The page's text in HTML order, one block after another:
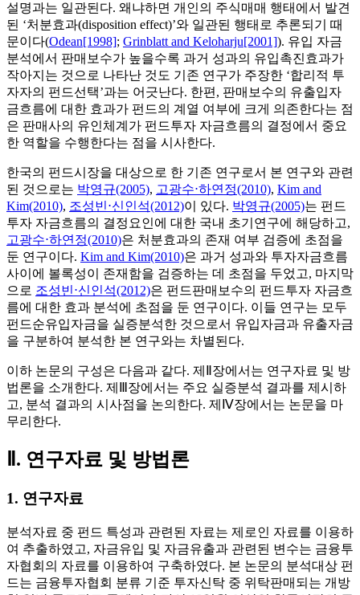
설명과는 일관된다. 왜냐하면 개인의 주식매매 행태에서 발견
된 ‘처분효과(disposition effect)’와 일관된 행태로 추론되기 때
문이다(Odean[1998]; Grinblatt and Keloharju[2001]). 유입 자금
분석에서 판매보수가 높을수록 과거 성과의 유입촉진효과가
작아지는 것으로 나타난 것도 기존 연구가 주장한 ‘합리적 투
자자의 펀드선택’과는 어긋난다. 한편, 판매보수의 유출입자
금흐름에 대한 효과가 펀드의 계열 여부에 크게 의존한다는 점
은 판매사의 유인체계가 펀드투자 자금흐름의 결정에서 중요
한 역할을 수행한다는 점을 시사한다.
한국의 펀드시장을 대상으로 한 기존 연구로서 본 연구와 관련
된 것으로는 박영규(2005), 고광수⋅하연정(2010), Kim and
Kim(2010), 조성빈⋅신인석(2012)이 있다. 박영규(2005)는 펀드
투자 자금흐름의 결정요인에 대한 국내 초기연구에 해당하고,
고광수⋅하연정(2010)은 처분효과의 존재 여부 검증에 초점을
둔 연구이다. Kim and Kim(2010)은 과거 성과와 투자자금흐름
사이에 볼록성이 존재함을 검증하는 데 초점을 두었고, 마지막
으로 조성빈⋅신인석(2012)은 펀드판매보수의 펀드투자 자금흐
름에 대한 효과 분석에 초점을 둔 연구이다. 이들 연구는 모두
펀드순유입자금을 실증분석한 것으로서 유입자금과 유출자금
을 구분하여 분석한 본 연구와는 차별된다.
이하 논문의 구성은 다음과 같다. 제Ⅱ장에서는 연구자료 및 방
법론을 소개한다. 제Ⅲ장에서는 주요 실증분석 결과를 제시하
고, 분석 결과의 시사점을 논의한다. 제Ⅳ장에서는 논문을 마
무리한다.
Ⅱ. 연구자료 및 방법론
1. 연구자료
분석자료 중 펀드 특성과 관련된 자료는 제로인 자료를 이용하
여 추출하였고, 자금유입 및 자금유출과 관련된 변수는 금융투
자협회의 자료를 이용하여 구축하였다. 본 논문의 분석대상 펀
드는 금융투자협회 분류 기준 투자신탁 중 위탁판매되는 개방